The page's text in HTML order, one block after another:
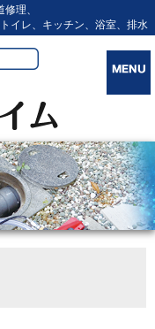
理、
イレ、キッチン、浴室、排水